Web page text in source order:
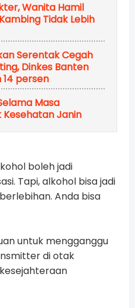
Wanita Hamil
Tidak Lebih
Serentak Cegah
Dinkes Banten
persen
Masa
Kesehatan Janin
boleh jadi
Tapi, alkohol bisa jadi
Anda bisa
untuk mengganggu
di otak